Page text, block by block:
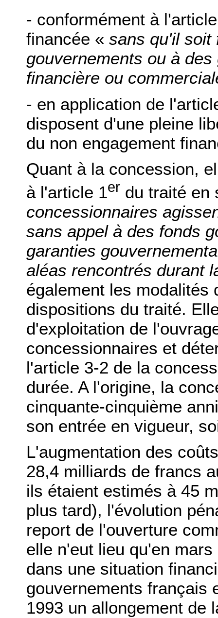
- conformément à
financée « sans qu'il soit
gouvernements ou à
financière ou
- en application de
disposent d'une pleine
du non engagement
Quant à la concession,
à l'article 1er du traité en
concessionnaires
sans appel à des fonds
garanties
aléas rencontrés durant
également les modalités
dispositions du traité.
d'exploitation de
concessionnaires et
l'article 3-2 de la
durée. A l'origine, la
cinquante-cinquième
son entrée en vigueur,
L'augmentation des
28,4 milliards de francs
ils étaient estimés à 45
plus tard), l'évolution
report de l'ouverture
elle n'eut lieu qu'en
dans une situation
gouvernements français
1993 un allongement de